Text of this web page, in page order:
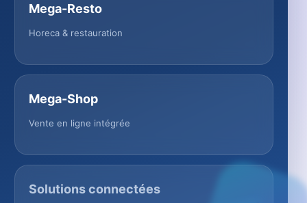
Mega-Resto
Horeca & restauration
Mega-Shop
Vente en ligne intégrée
Solutions connectées